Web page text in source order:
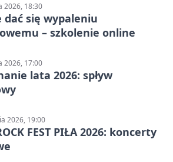
2026, 18:30
dać się wypaleniu
– szkolenie online
2026, 17:00
lata 2026: spływ
2026, 19:00
FEST PIŁA 2026: koncerty